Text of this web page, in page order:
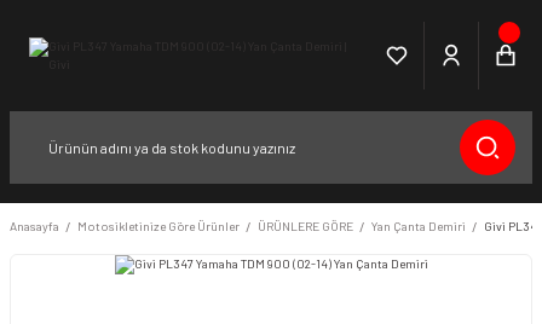
Anasayfa Motosikletinize Göre Ürünler ÜRÜNLERE GÖRE Yan Çanta Demiri Givi